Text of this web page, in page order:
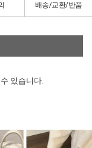
배송/교환/반품
있습니다.